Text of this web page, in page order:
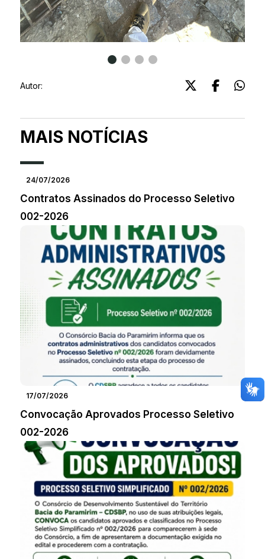
Autor:
MAIS NOTÍCIAS
24/07/2026
Contratos Assinados do Processo Seletivo
002-2026
17/07/2026
Convocação Aprovados Processo Seletivo
002-2026